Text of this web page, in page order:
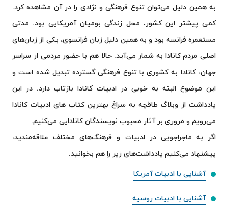
به همین دلیل می‌توان تنوع فرهنگی و نژادی را در آن مشاهده کرد.
کمی‌ پیشتر این کشور، محل زندگی بومیان آمریکایی بود. مدتی
مستعمره فرانسه بود و به همین دلیل زبان فرانسوی، یکی از زبان‌های
اصلی مردم کانادا به شمار می‌آید. حالا هم با حضور مردمی از سراسر
جهان، کانادا به کشوری با تنوع فرهنگی گسترده تبدیل شده است و
این موضوع البته به خوبی در ادبیات کانادا بازتاب دارد. در این
یادداشت از وبلاگ طاقچه به سراغ بهترین کتاب های ادبیات کانادا
می‌رویم و مروری بر آثار محبوب نویسندگان کانادایی می‌کنیم.
اگر به ماجراجویی در ادبیات و فرهنگ‌های مختلف علاقه‌مندید،
پیشنهاد می‌کنیم یادداشت‌های زیر را هم بخوانید.
آشنایی با ادبیات آمریکا
آشنایی با ادبیات روسیه